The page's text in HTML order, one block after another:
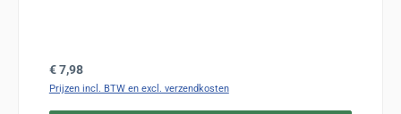
Normale prijs:
€ 7,98
Prijzen incl. BTW en excl. verzendkosten